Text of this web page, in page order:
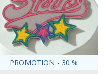
PROMOTION - 30 %